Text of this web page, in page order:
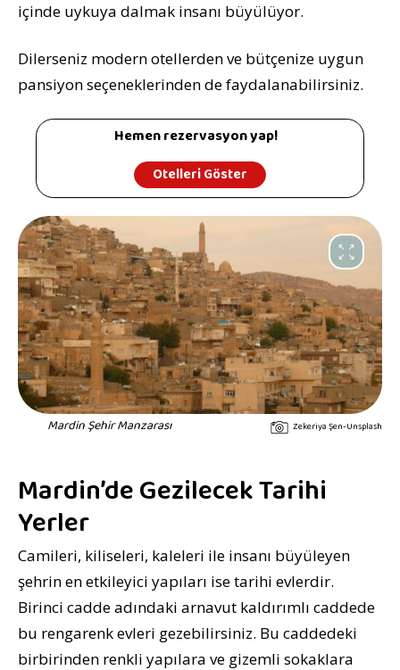
içinde uykuya dalmak insanı büyülüyor.
Dilerseniz modern otellerden ve bütçenize uygun
pansiyon seçeneklerinden de faydalanabilirsiniz.
Hemen rezervasyon yap!
Otelleri Göster
Mardin Şehir Manzarası Zekeriya Şen-Unsplash
Mardin’de Gezilecek Tarihi
Yerler
Camileri, kiliseleri, kaleleri ile insanı büyüleyen
şehrin en etkileyici yapıları ise tarihi evlerdir.
Birinci cadde adındaki arnavut kaldırımlı caddede
bu rengarenk evleri gezebilirsiniz. Bu caddedeki
birbirinden renkli yapılara ve gizemli sokaklara